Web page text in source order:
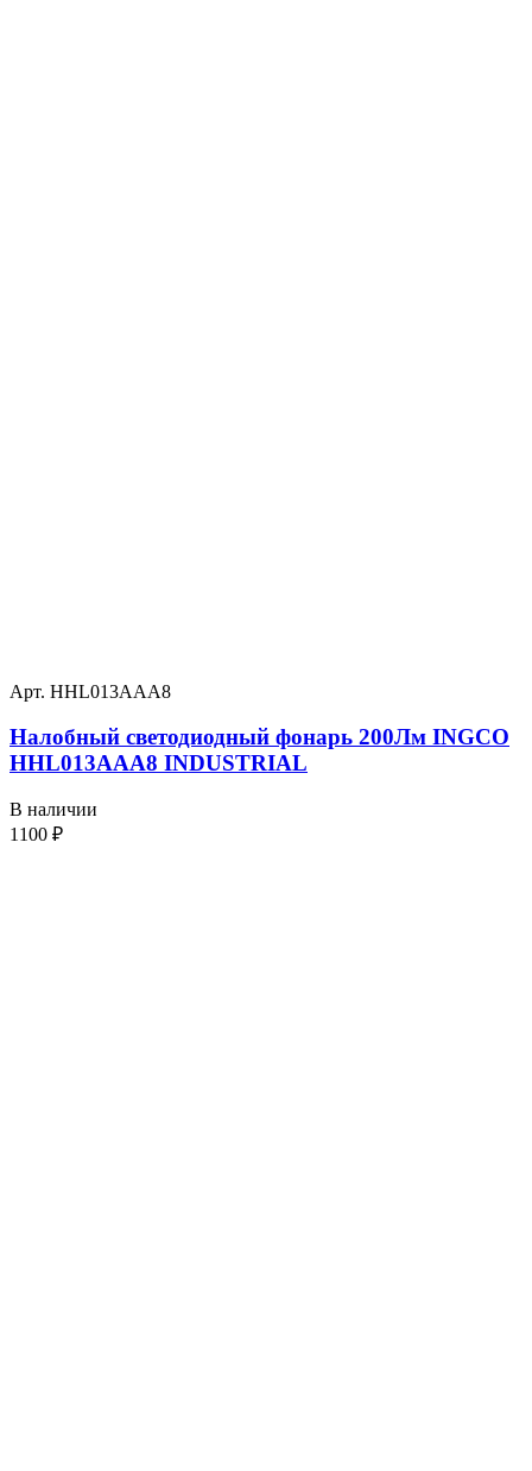
Арт. HHL013AAA8
Налобный светодиодный фонарь 200Лм INGCO
HHL013AAA8 INDUSTRIAL
В наличии
1100 ₽